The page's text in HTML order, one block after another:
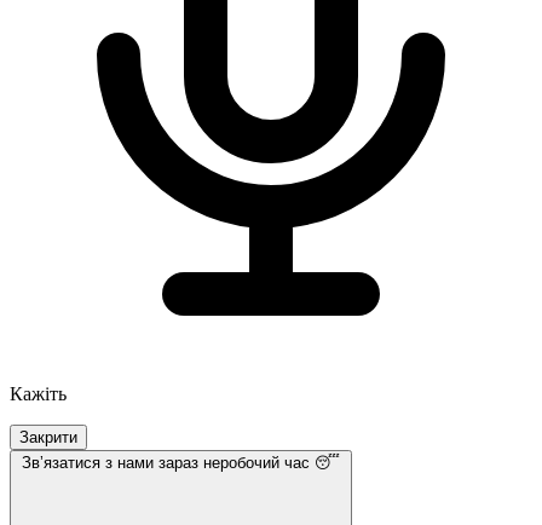
Кажіть
Закрити
Звʼязатися з нами зараз неробочий час 😴